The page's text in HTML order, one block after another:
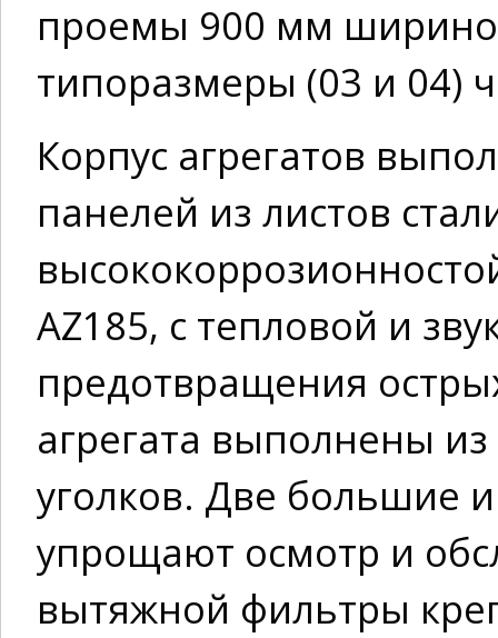
проемы 900 мм
типоразмеры (03 и 04)
Корпус агрегатов
панелей из листов
AZ185, с тепловой и
предотвращения
агрегата выполнены
уголков. Две большие
упрощают осмотр и
вытяжной фильтры